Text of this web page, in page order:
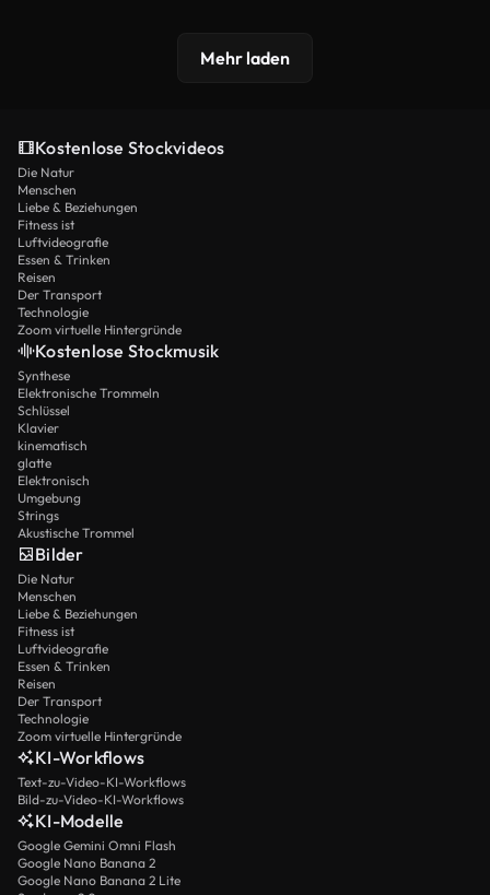
Mehr laden
Kostenlose Stockvideos
Die Natur
Menschen
Liebe & Beziehungen
Fitness ist
Luftvideografie
Essen & Trinken
Reisen
Der Transport
Technologie
Zoom virtuelle Hintergründe
Kostenlose Stockmusik
Synthese
Elektronische Trommeln
Schlüssel
Klavier
kinematisch
glatte
Elektronisch
Umgebung
Strings
Akustische Trommel
Bilder
Die Natur
Menschen
Liebe & Beziehungen
Fitness ist
Luftvideografie
Essen & Trinken
Reisen
Der Transport
Technologie
Zoom virtuelle Hintergründe
KI-Workflows
Text-zu-Video-KI-Workflows
Bild-zu-Video-KI-Workflows
KI-Modelle
Google Gemini Omni Flash
Google Nano Banana 2
Google Nano Banana 2 Lite